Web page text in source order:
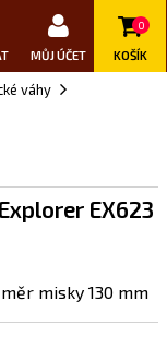
MŮJ ÚČET
0
KOŠÍK
váhy
EX623
misky 130 mm